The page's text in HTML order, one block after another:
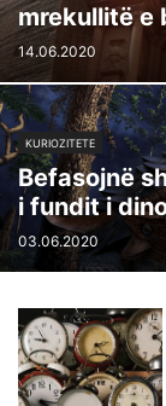
mrekullitë e
14.06.2020
KURIOZITETE
Befasojnë
i fundit i
03.06.2020